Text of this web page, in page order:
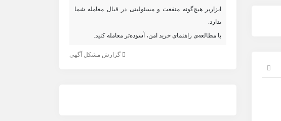
ابزاربر هیچ‌گونه منفعت و مسئولیتی در قبال معامله شما
ندارد.
با مطالعه‌ی راهنمای خرید امن، آسوده‌تر معامله کنید.
گزارش مشکل آگهی